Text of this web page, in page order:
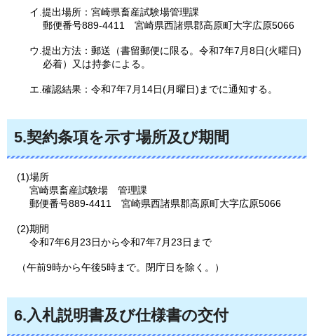
イ.提出場所：宮崎県畜産試験場管理課
郵便番号889-4411
宮崎県西諸県郡高原町大字広原5066
ウ.提出方法：郵送（書留郵便に限る。令和7年7月8日(火曜日)
必着）又は持参による。
エ.確認結果：令和7年7月14日(月曜日)までに通知する。
5.契約条項を示す場所及び期間
(1)場所
宮崎県畜産試験場
管理課
郵便番号889-4411
宮崎県西諸県郡高原町大字広原5066
(2)期間
令和7年6月23日から令和7年7月23日まで
（午前9時から午後5時まで。閉庁日を除く。）
6.入札説明書及び仕様書の交付